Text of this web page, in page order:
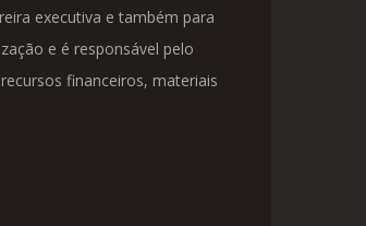
executiva e também para
e é responsável pelo
financeiros, materiais